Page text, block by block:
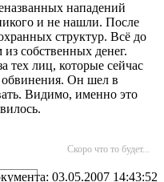
нападений
и не нашли. После
структур. Всё до
собственных денег.
тех лиц, которые сейчас
Он шел в
Видимо, именно это
Скоро что то будет...
03.05.2007 14:43:52